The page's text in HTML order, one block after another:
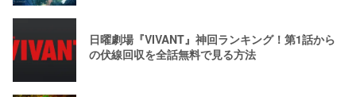
日曜劇場『VIVANT』神回ランキング！第1話から
の伏線回収を全話無料で見る方法